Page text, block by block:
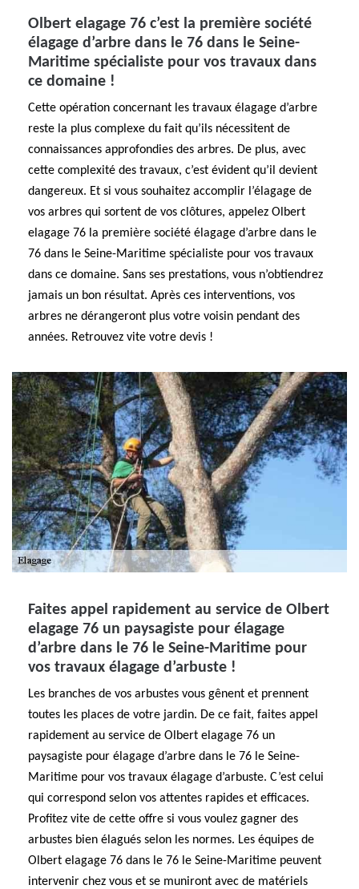
Olbert elagage 76 c’est la première société
élagage d’arbre dans le 76 dans le Seine-
Maritime spécialiste pour vos travaux dans
ce domaine !
Cette opération concernant les travaux élagage d’arbre
reste la plus complexe du fait qu’ils nécessitent de
connaissances approfondies des arbres. De plus, avec
cette complexité des travaux, c’est évident qu’il devient
dangereux. Et si vous souhaitez accomplir l’élagage de
vos arbres qui sortent de vos clôtures, appelez Olbert
elagage 76 la première société élagage d’arbre dans le
76 dans le Seine-Maritime spécialiste pour vos travaux
dans ce domaine. Sans ses prestations, vous n’obtiendrez
jamais un bon résultat. Après ces interventions, vos
arbres ne dérangeront plus votre voisin pendant des
années. Retrouvez vite votre devis !
Faites appel rapidement au service de Olbert
elagage 76 un paysagiste pour élagage
d’arbre dans le 76 le Seine-Maritime pour
vos travaux élagage d’arbuste !
Les branches de vos arbustes vous gênent et prennent
toutes les places de votre jardin. De ce fait, faites appel
rapidement au service de Olbert elagage 76 un
paysagiste pour élagage d’arbre dans le 76 le Seine-
Maritime pour vos travaux élagage d’arbuste. C’est celui
qui correspond selon vos attentes rapides et efficaces.
Profitez vite de cette offre si vous voulez gagner des
arbustes bien élagués selon les normes. Les équipes de
Olbert elagage 76 dans le 76 le Seine-Maritime peuvent
intervenir chez vous et se muniront avec de matériels